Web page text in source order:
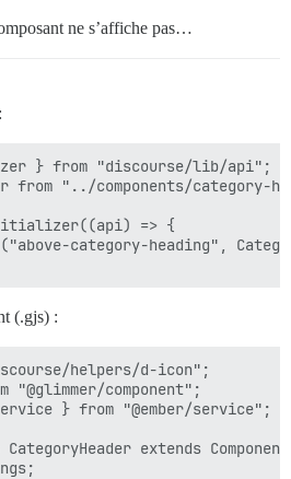
ne s’affiche pas…
} from "discourse/lib/api";
from "../components/category-
=> {
category-heading",
(.gjs) :
helpers/d-icon";
"@glimmer/component";
} from "@ember/service";
extends